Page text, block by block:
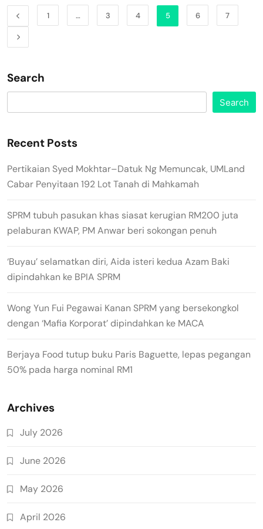
1 … 3 4 5 6 7
Search
Search
Recent Posts
Pertikaian Syed Mokhtar–Datuk Ng Memuncak, UMLand
Cabar Penyitaan 192 Lot Tanah di Mahkamah
SPRM tubuh pasukan khas siasat kerugian RM200 juta
pelaburan KWAP, PM Anwar beri sokongan penuh
‘Buyau’ selamatkan diri, Aida isteri kedua Azam Baki
dipindahkan ke BPIA SPRM
Wong Yun Fui Pegawai Kanan SPRM yang bersekongkol
dengan ‘Mafia Korporat’ dipindahkan ke MACA
Berjaya Food tutup buku Paris Baguette, lepas pegangan
50% pada harga nominal RM1
Archives
July 2026
June 2026
May 2026
April 2026